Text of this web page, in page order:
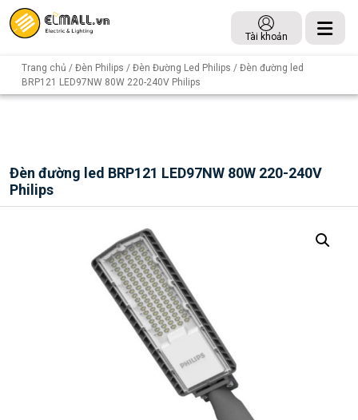
Tài khoản
Trang chủ / Đèn Philips / Đèn Đường Led Philips / Đèn đường led
BRP121 LED97NW 80W 220-240V Philips
Đèn đường led BRP121 LED97NW 80W 220-240V
Philips